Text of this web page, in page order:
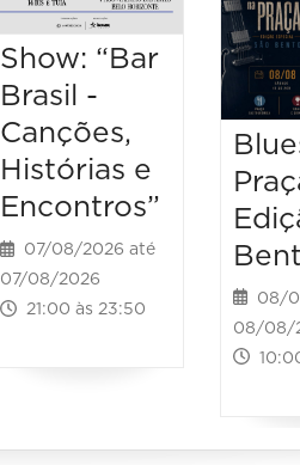
Show: “Bar
Brasil -
Canções,
Histórias e
Encontros”
07/08/2026 até
07/08/2026
21:00 às 23:50
08/
08/08/